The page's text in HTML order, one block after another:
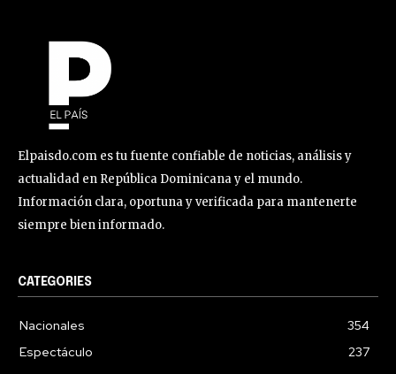
Elpaisdo.com es tu fuente confiable de noticias, análisis y
actualidad en República Dominicana y el mundo.
Información clara, oportuna y verificada para mantenerte
siempre bien informado.
CATEGORIES
Nacionales
354
Espectáculo
237